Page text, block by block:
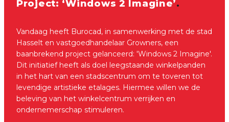
Project: ‘Windows 2 Imagine’
Vandaag heeft Burocad, in samenwerking met de stad
Hasselt en vastgoedhandelaar Growners, een
baanbrekend project gelanceerd: 'Windows 2 Imagine'.
Dit initiatief heeft als doel leegstaande winkelpanden
in het hart van een stadscentrum om te toveren tot
levendige artistieke etalages. Hiermee willen we de
beleving van het winkelcentrum verrijken en
ondernemerschap stimuleren.